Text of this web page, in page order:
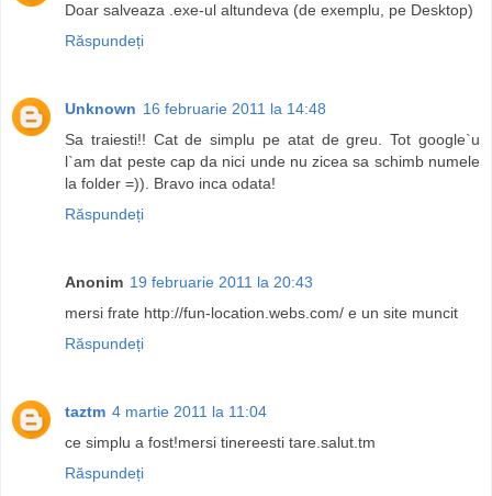
Doar salveaza .exe-ul altundeva (de exemplu, pe Desktop)
Răspundeți
Unknown 16 februarie 2011 la 14:48
Sa traiesti!! Cat de simplu pe atat de greu. Tot google`u
l`am dat peste cap da nici unde nu zicea sa schimb numele
la folder =)). Bravo inca odata!
Răspundeți
Anonim 19 februarie 2011 la 20:43
mersi frate http://fun-location.webs.com/ e un site muncit
Răspundeți
taztm 4 martie 2011 la 11:04
ce simplu a fost!mersi tinereesti tare.salut.tm
Răspundeți